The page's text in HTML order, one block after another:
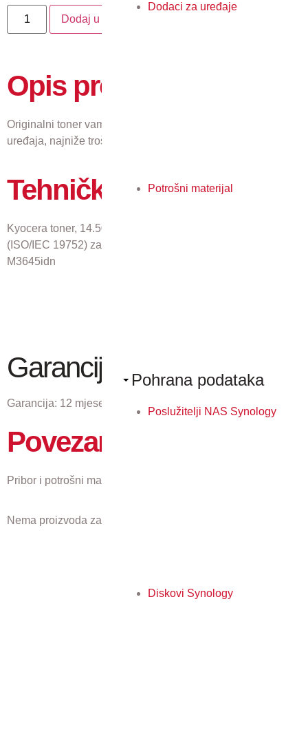
Dodaci za uređaje
Potrošni materijal
Pohrana podataka
Poslužitelji NAS Synology
Diskovi Synology
Dodaj u košaricu
Opis proizvoda
Originalni toner vam jamči najkvalitetniji ispis, pouzdan rad
uređaja, najniže troškove i najmanji utjecaj na okoliš.
Tehničke karakteristike
Kyocera toner, 14.500 stranica A4 pri 5% pokrivenosti
(ISO/IEC 19752) za: ECOSYS M3145idn, ECOSYS
M3645idn
Garancija
Garancija: 12 mjeseci
Povezani proizvodi
Pribor i potrošni materijal koji odgovaraju ovom proizvodu.
Nema proizvoda za prikaz.